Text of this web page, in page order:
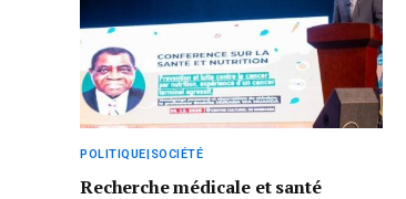
POLITIQUE|SOCIÉTÉ
Recherche médicale et santé